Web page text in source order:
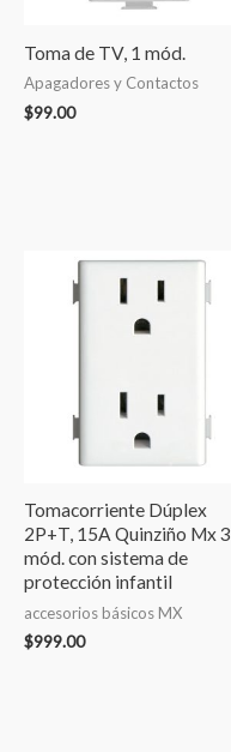
Toma de TV, 1 mód.
Apagadores y Contactos
$99.00
Tomacorriente Dúplex
2P+T, 15A Quinziño Mx 3
mód. con sistema de
protección infantil
accesorios básicos MX
$999.00